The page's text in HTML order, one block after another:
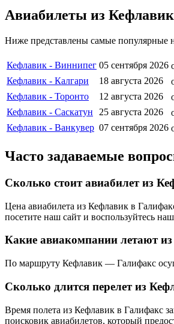
Авиабилеты из
Ниже представлены самые популярные
Кефлавик - Виннипег 05 сентября 2026
Кефлавик - Калгари
18 августа 2026
Кефлавик - Торонто
12 августа 2026
Кефлавик - Саскатун
25 августа 2026
Кефлавик - Ванкувер 07 сентября 2026
Часто задаваемые
Сколько стоит авиабилет из
Цена авиабилета из Кефлавик в
посетите наш сайт и воспользуйтесь
Какие авиакомпании летают
По маршруту Кефлавик — Галифакс
Сколько длится перелет из
Время полета из Кефлавик в Галифакс
поисковик авиабилетов, который